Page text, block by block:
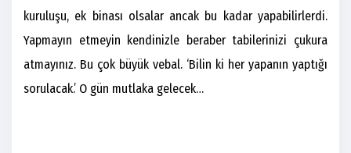
kuruluşu, ek binası olsalar ancak bu kadar yapabilirlerdi.
Yapmayın etmeyin kendinizle beraber tabilerinizi çukura
atmayınız. Bu çok büyük vebal. ‘Bilin ki her yapanın yaptığı
sorulacak.’ O gün mutlaka gelecek…